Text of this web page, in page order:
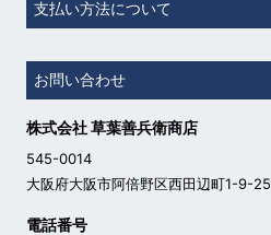
支払い方法について
お問い合わせ
株式会社 草葉善兵衛商店
545-0014
大阪府大阪市阿倍野区西田辺町1-9-25
電話番号